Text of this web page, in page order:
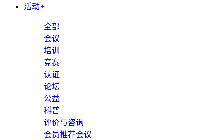
活动+
全部
会议
培训
竞赛
认证
论坛
公益
科普
评价与咨询
会员推荐会议